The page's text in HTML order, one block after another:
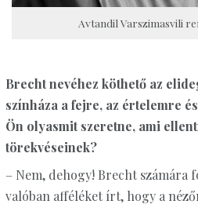
Avtandil Varszimasvili
Brecht nevéhez köthető az
színháza a fejre, az értelemre
Ön olyasmit szeretne, ami
törekvéseinek?
– Nem, dehogy! Brecht számára
valóban afféléket írt, hogy a